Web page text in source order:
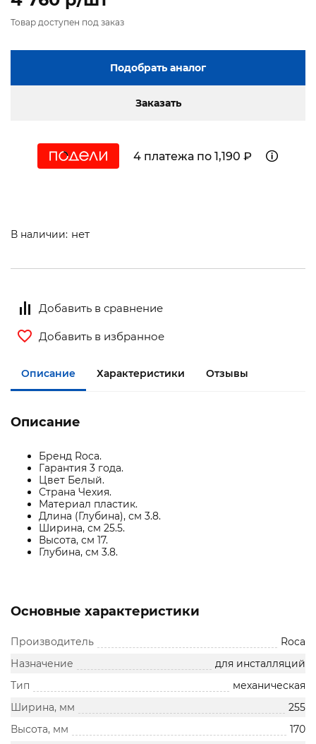
Товар доступен под заказ
Подобрать аналог
Заказать
4 платежа по 1,190 ₽
В наличии: нет
Добавить в сравнение
Добавить в избранное
Описание Характеристики Отзывы
Описание
Бренд Roca.
Гарантия 3 года.
Цвет Белый.
Страна Чехия.
Материал пластик.
Длина (Глубина), см 3.8.
Ширина, см 25.5.
Высота, см 17.
Глубина, см 3.8.
Основные характеристики
Производитель
Roca
Назначение
для инсталляций
Тип
механическая
Ширина, мм
255
Высота, мм
170